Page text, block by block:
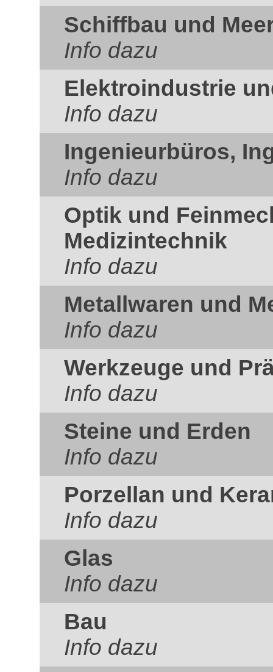
Schiffbau und
Info dazu
Elektroindustrie
Info dazu
Ingenieurbüros,
Info dazu
Optik und
Medizintechnik
Info dazu
Metallwaren und
Info dazu
Werkzeuge und
Info dazu
Steine und Erden
Info dazu
Porzellan und
Info dazu
Glas
Info dazu
Bau
Info dazu